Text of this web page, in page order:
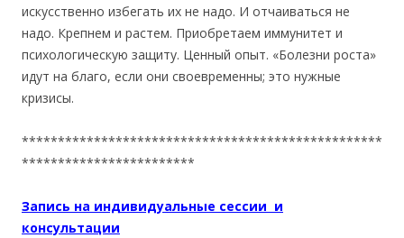
искусственно избегать их не надо. И отчаиваться не
надо. Крепнем и растем. Приобретаем иммунитет и
психологическую защиту. Ценный опыт. «Болезни роста»
идут на благо, если они своевременны; это нужные
кризисы.
**************************************************
************************
Запись на индивидуальные сессии и
консультации